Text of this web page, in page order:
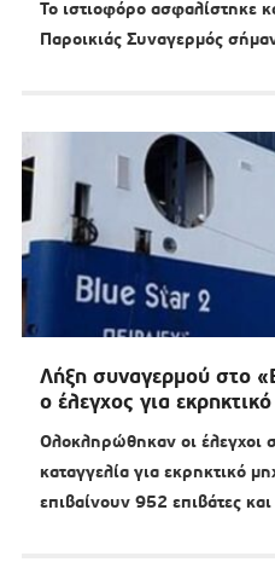
Το ιστιοφόρο ασφαλίστηκε
Παροικιάς Συναγερμός
Λήξη συναγερμού στο
ο έλεγχος για
Ολοκληρώθηκαν οι έλεγχοι
καταγγελία για εκρηκτικό
επιβαίνουν 952 επιβάτες